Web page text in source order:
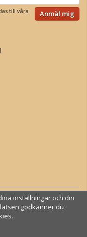
Anmäl mig
till våra
inställningar och din
godkänner du